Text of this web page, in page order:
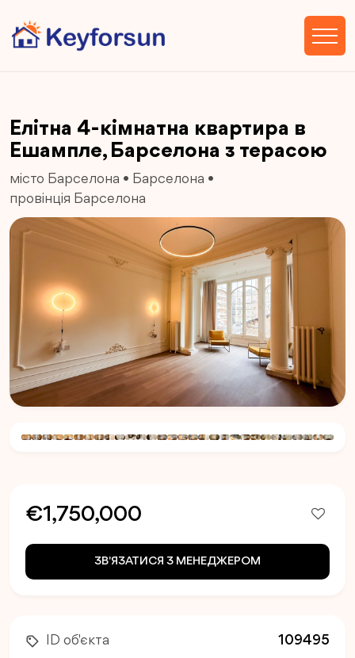
Елітна 4-кімнатна квартира в
Ешампле, Барселона з терасою
місто Барселона • Барселона •
провінція Барселона
€1,750,000
ЗВ'ЯЗАТИСЯ З МЕНЕДЖЕРОМ
ID об'єкта 109495